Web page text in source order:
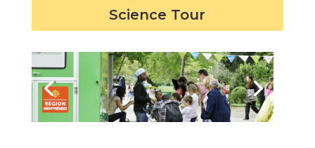
Science Tour